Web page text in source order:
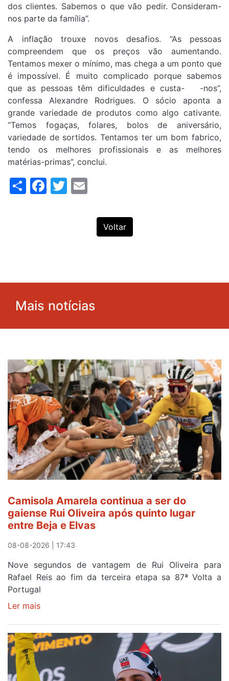
dos clientes. Sabemos o que vão pedir. Consideram-
nos parte da família”.
A inflação trouxe novos desafios. “As pessoas
compreendem que os preços vão aumentando.
Tentamos mexer o mínimo, mas chega a um ponto que
é impossível. É muito complicado porque sabemos
que as pessoas têm dificuldades e custa- -nos”,
confessa Alexandre Rodrigues. O sócio aponta a
grande variedade de produtos como algo cativante.
“Temos fogaças, folares, bolos de aniversário,
variedade de sortidos. Tentamos ter um bom fabrico,
tendo os melhores profissionais e as melhores
matérias-primas”, conclui.
ShareFacebook
Twitter
Voltar
Mais notícias
Camisola Amarela continua a ser do
gaiense Rui Oliveira após quinto lugar
entre Beja e Elvas
08-08-2026 | 17:43
Nove segundos de vantagem de Rui Oliveira para
Rafael Reis ao fim da terceira etapa sa 87ª Volta a
Portugal
Ler mais
continua
a
ser